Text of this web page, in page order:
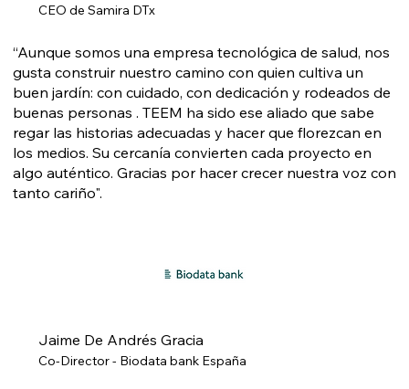
“Aunque somos una empresa tecnológica de salud, nos
gusta construir nuestro camino con quien cultiva un
buen jardín: con cuidado, con dedicación y rodeados de
buenas personas . TEEM ha sido ese aliado que sabe
regar las historias adecuadas y hacer que florezcan en
los medios. Su cercanía convierten cada proyecto en
algo auténtico. Gracias por hacer crecer nuestra voz con
tanto cariño".
CEO de Samira DTx
Jaime De Andrés Gracia
Co-Director - Biodata bank España